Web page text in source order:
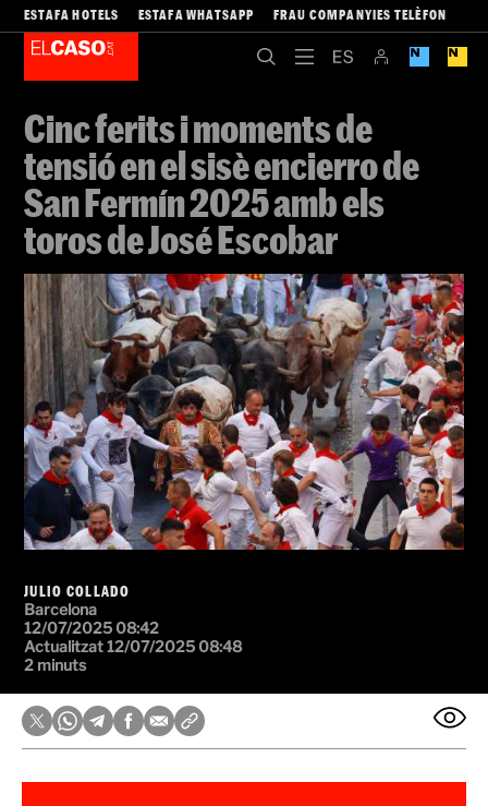
ESTAFA HOTELS ESTAFA WHATSAPP FRAU COMPANYIES TELÈFON
Cinc ferits i moments de
tensió en el sisè encierro de
San Fermín 2025 amb els
toros de José Escobar
JULIO COLLADO
Barcelona
12/07/2025 08:42
Actualitzat 12/07/2025 08:48
2 minuts